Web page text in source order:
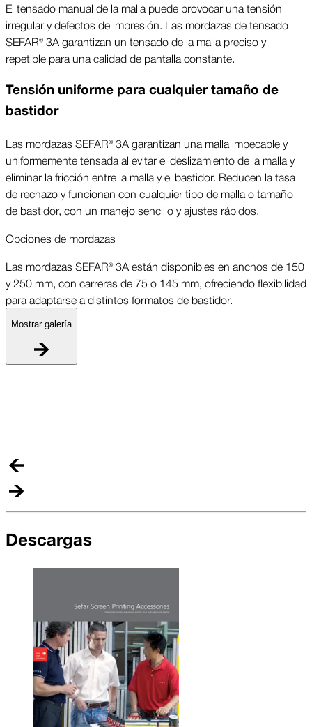
El tensado manual de la malla puede provocar una tensión
irregular y defectos de impresión. Las mordazas de tensado
SEFAR® 3A garantizan un tensado de la malla preciso y
repetible para una calidad de pantalla constante.
Tensión uniforme para cualquier tamaño de
bastidor
Las mordazas SEFAR® 3A garantizan una malla impecable y
uniformemente tensada al evitar el deslizamiento de la malla y
eliminar la fricción entre la malla y el bastidor. Reducen la tasa
de rechazo y funcionan con cualquier tipo de malla o tamaño
de bastidor, con un manejo sencillo y ajustes rápidos.
Opciones de mordazas
Las mordazas SEFAR® 3A están disponibles en anchos de 150
y 250 mm, con carreras de 75 o 145 mm, ofreciendo flexibilidad
para adaptarse a distintos formatos de bastidor.
Mostrar galería
Descargas